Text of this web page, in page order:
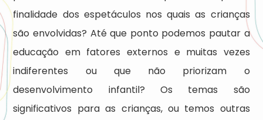
finalidade dos espetáculos nos quais as crianças
são envolvidas? Até que ponto podemos pautar a
educação em fatores externos e muitas vezes
indiferentes ou que não priorizam o
desenvolvimento infantil? Os temas são
significativos para as crianças, ou temos outras